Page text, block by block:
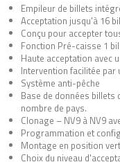
Empileur de billets
Acceptation jusqu'à 16
Conçu pour accepter
Fonction Pré-caisse 1
Haute acceptation avec
Intervention facilitée par
Système anti-pêche
Base de données
nombre de pays.
Clonage – NV9 à NV9
Programmation et
Montage en position
Choix du niveau